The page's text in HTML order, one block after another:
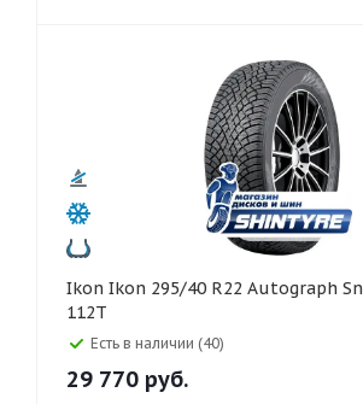
Ikon Ikon 295/40 R22 Autograph Snow 5 SUV
112T
Есть в наличии (40)
29 770 руб.